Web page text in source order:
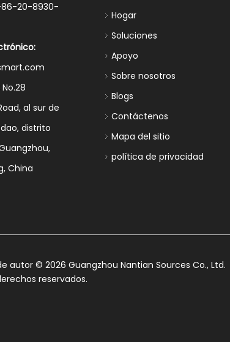
20-8930-
No.28
al sur de
distrito
China
Hogar
Soluciones
Apoyo
Sobre nosotros
Blogs
Contáctenos
Mapa del sitio
política de privacidad
autor ©2026 Guangzhou Nantian Sources Co., Ltd.
reservados.